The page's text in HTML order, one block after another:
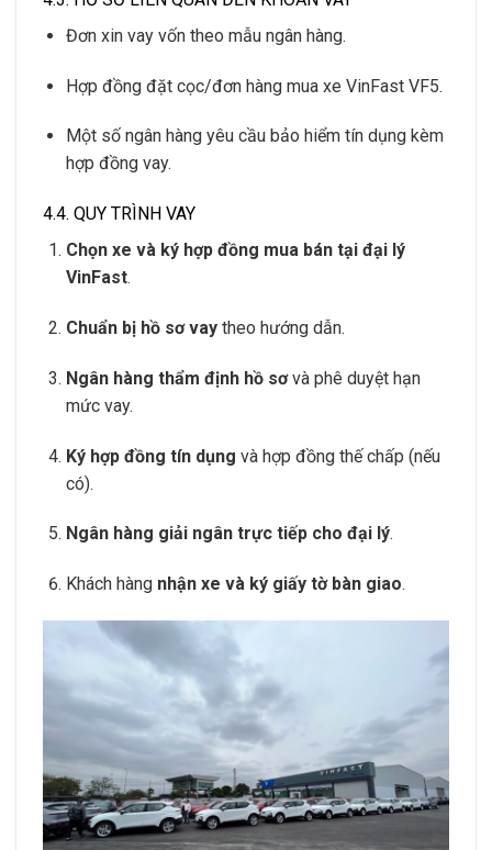
Đơn xin vay vốn theo mẫu ngân hàng.
Hợp đồng đặt cọc/đơn hàng mua xe VinFast VF5.
Một số ngân hàng yêu cầu bảo hiểm tín dụng kèm
hợp đồng vay.
4.4. QUY TRÌNH VAY
Chọn xe và ký hợp đồng mua bán tại đại lý
VinFast.
Chuẩn bị hồ sơ vaytheo hướng dẫn.
Ngân hàng thẩm định hồ sơvà phê duyệt hạn
mức vay.
Ký hợp đồng tín dụng và hợp đồng thế chấp (nếu
có).
Ngân hàng giải ngân trực tiếp cho đại lý.
Khách hàng nhận xe và ký giấy tờ bàn giao.